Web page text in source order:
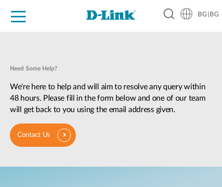
BG|BG
Need Some Help?
We're here to help and will aim to resolve any query within
48 hours. Please fill in the form below and one of our team
will get back to you using the email address given.
Contact Us